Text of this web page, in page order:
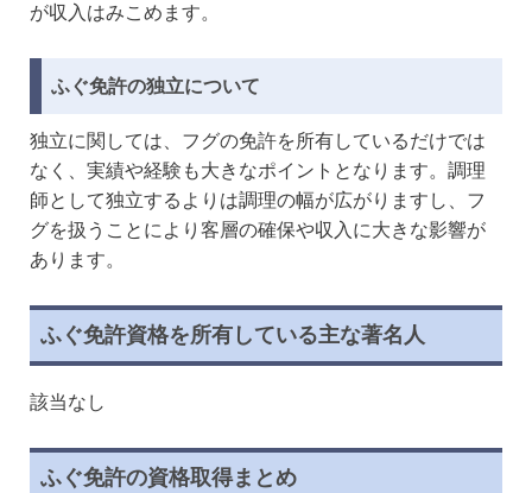
が収入はみこめます。
ふぐ免許の独立について
独立に関しては、フグの免許を所有しているだけでは
なく、実績や経験も大きなポイントとなります。調理
師として独立するよりは調理の幅が広がりますし、フ
グを扱うことにより客層の確保や収入に大きな影響が
あります。
ふぐ免許資格を所有している主な著名人
該当なし
ふぐ免許の資格取得まとめ